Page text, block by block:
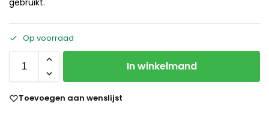
Op voorraad
In winkelmand
Toevoegen aan wenslijst